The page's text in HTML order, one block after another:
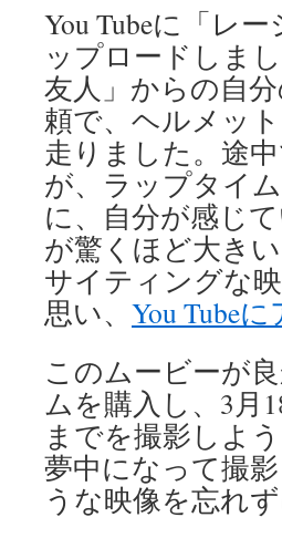
You Tubeに「レ
ップロードしま
友人」からの自
頼で、ヘルメッ
走りました。途
が、ラップタイ
に、自分が感じ
が驚くほど大き
サイティングな
思い、 You Tube
このムービーが
ムを購入し、3月
までを撮影しよ
夢中になって撮
うな映像を忘れ